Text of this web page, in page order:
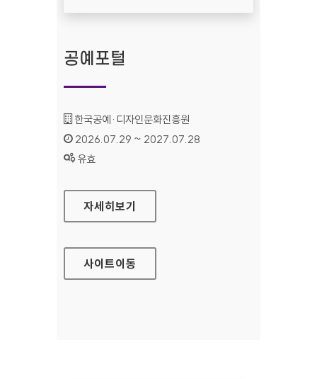
공예포털
기관명 :
한국공예·디자인문화진흥원
인증기간 :
2026.07.29 ~ 2027.07.28
상태 :
유효
공예포털
자세히보기
사이트이동